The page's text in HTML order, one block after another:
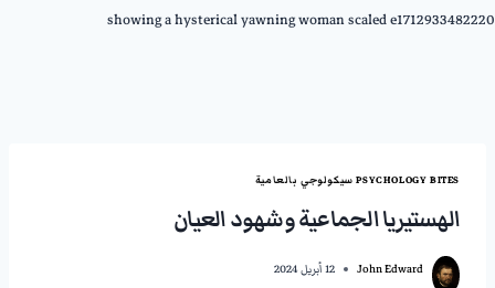
PSYCHOLOGY BITES سيكولوجي بالعامية
الهستيريا الجماعية وشهود العيان
John Edward 12 أبريل 2024